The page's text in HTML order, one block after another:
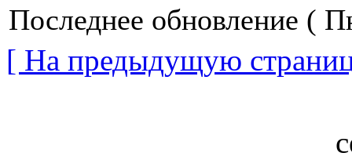
Последнее обновление (
[ На предыдущую